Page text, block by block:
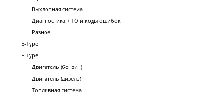
Выхлопная система
Диагностика + ТО и коды ошибок
Разное
E-Type
F-Type
Двигатель (бензин)
Двигатель (дизель)
Топливная система